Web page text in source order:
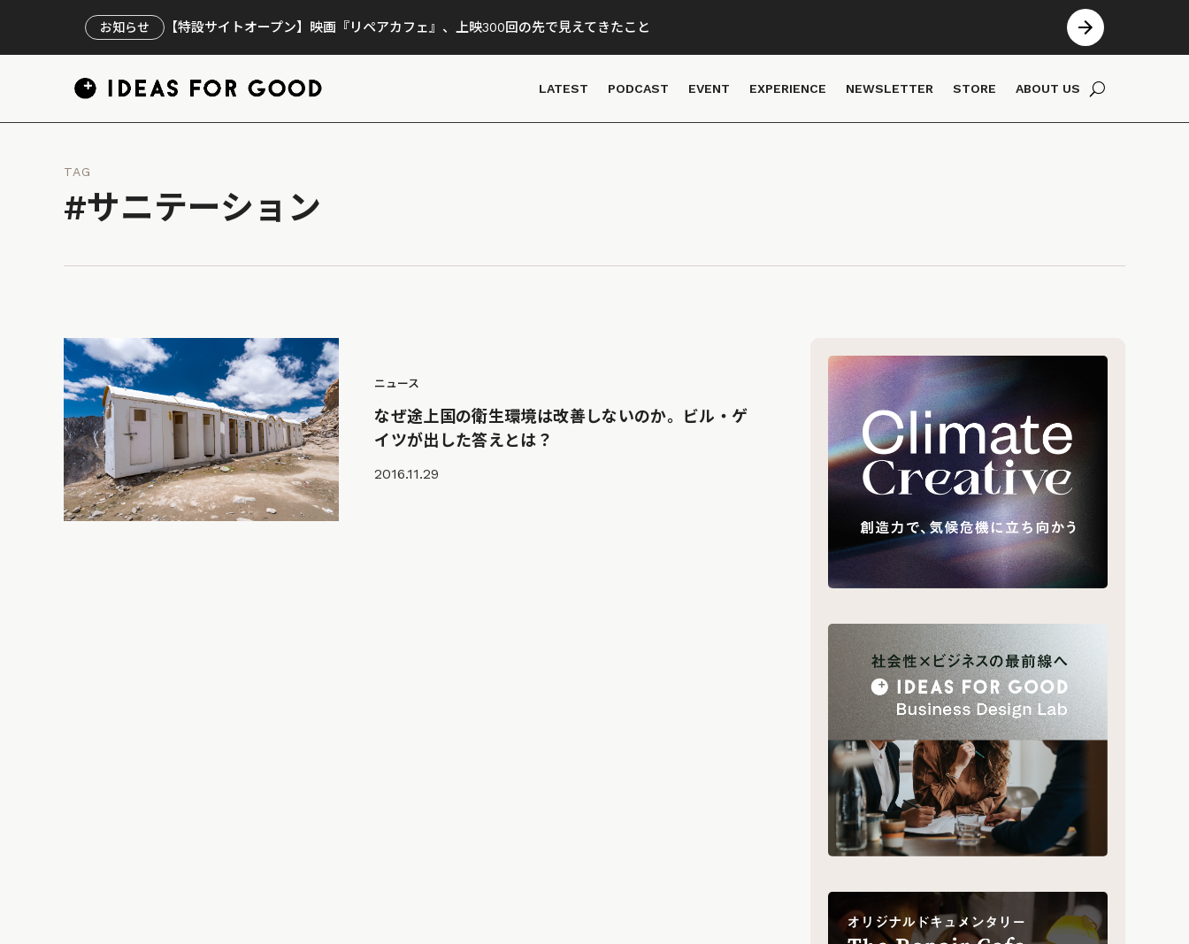
お知らせ 【特設サイトオープン】映画『リペアカフェ』、上映300回の先で見えてきたこと
LATEST PODCAST EVENT EXPERIENCE NEWSLETTER STORE ABOUT US
TAG
#サニテーション
ニュース
なぜ途上国の衛生環境は改善しないのか。ビル・ゲ
イツが出した答えとは？
2016.11.29